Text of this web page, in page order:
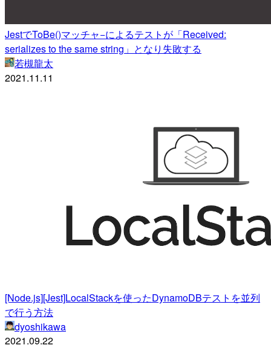
JestでToBe()マッチャ−によるテストが「Received:
serializes to the same string」となり失敗する
若槻龍太
2021.11.11
[Node.js][Jest]LocalStackを使ったDynamoDBテストを並列
で行う方法
dyoshikawa
2021.09.22